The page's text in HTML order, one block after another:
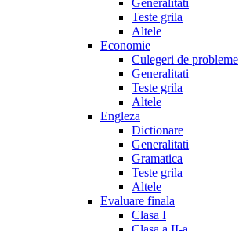
Generalitati
Teste grila
Altele
Economie
Culegeri de probleme
Generalitati
Teste grila
Altele
Engleza
Dictionare
Generalitati
Gramatica
Teste grila
Altele
Evaluare finala
Clasa I